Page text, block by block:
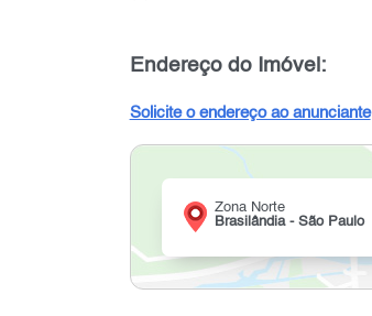
Endereço do Imóvel:
Solicite o endereço ao anunciante
Zona Norte
Brasilândia - São Paulo